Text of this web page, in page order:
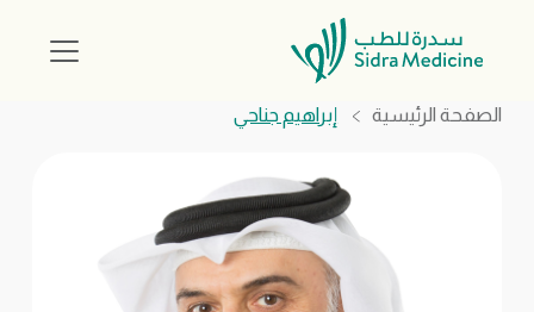
الصفحة الرئيسية إبراهيم جناحي